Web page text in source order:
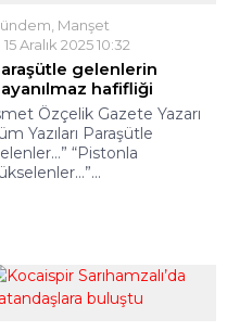
Manşet
15 Aralık 2025 10:32
gelenlerin
hafifliği
Özçelik Gazete Yazarı
Yazıları Paraşütle
“Pistonla